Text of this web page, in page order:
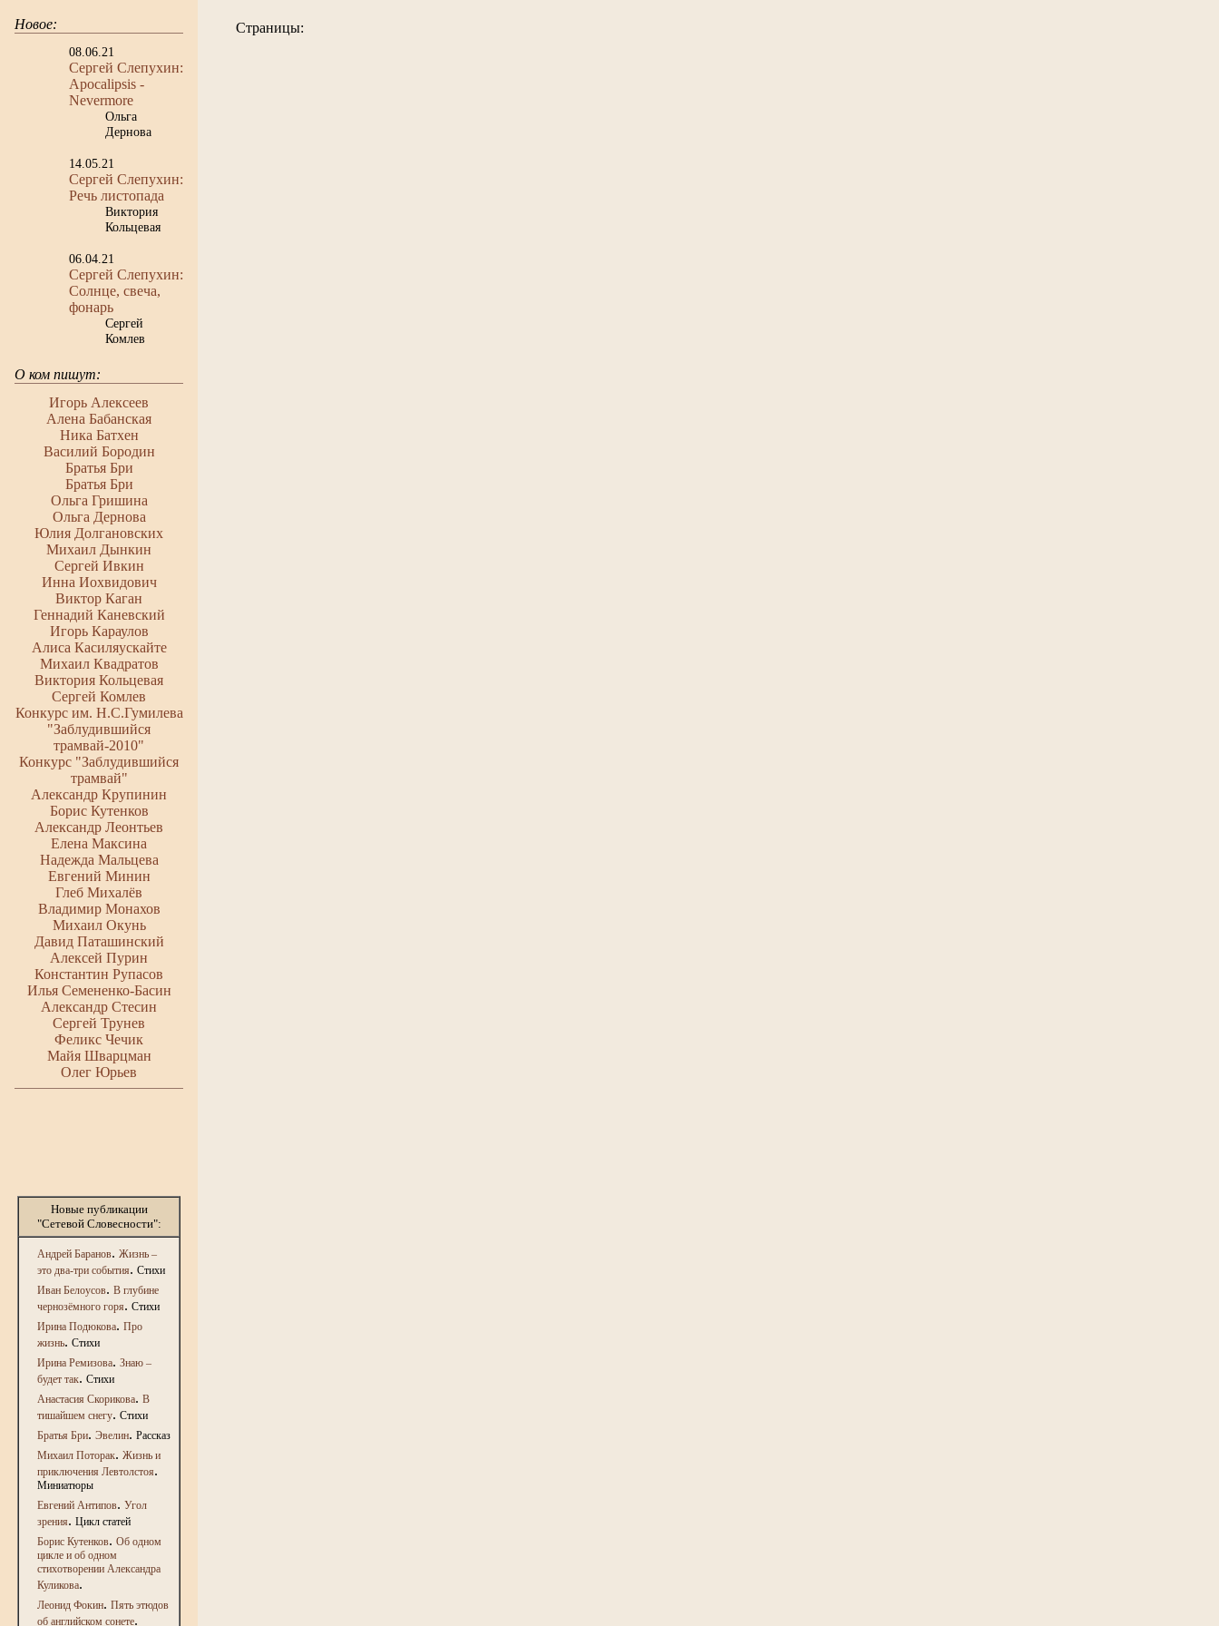
Новое:
08.06.21
Сергей Слепухин:
Apocalipsis -
Nevermore
Ольга
Дернова
14.05.21
Сергей Слепухин:
Речь листопада
Виктория
Кольцевая
06.04.21
Сергей Слепухин:
Солнце, свеча,
фонарь
Сергей
Комлев
О ком пишут:
Игорь Алексеев
Алена Бабанская
Ника Батхен
Василий Бородин
Братья Бри
Братья Бри
Ольга Гришина
Ольга Дернова
Юлия Долгановских
Михаил Дынкин
Сергей Ивкин
Инна Иохвидович
Виктор Каган
Геннадий Каневский
Игорь Караулов
Алиса Касиляускайте
Михаил Квадратов
Виктория Кольцевая
Сергей Комлев
Конкурс им. Н.С.Гумилева
"Заблудившийся
трамвай-2010"
Конкурс "Заблудившийся
трамвай"
Александр Крупинин
Борис Кутенков
Александр Леонтьев
Елена Максина
Надежда Мальцева
Евгений Минин
Глеб Михалёв
Владимир Монахов
Михаил Окунь
Давид Паташинский
Алексей Пурин
Константин Рупасов
Илья Семененко-Басин
Александр Стесин
Сергей Трунев
Феликс Чечик
Майя Шварцман
Олег Юрьев
Новые публикации
"Сетевой Словесности":
Андрей Баранов. Жизнь –
это два-три события. Стихи
Иван Белоусов. В глубине
чернозёмного горя. Стихи
Ирина Подюкова. Про
жизнь. Стихи
Ирина Ремизова. Знаю –
будет так. Стихи
Анастасия Скорикова. В
тишайшем снегу. Стихи
Братья Бри. Эвелин. Рассказ
Михаил Поторак. Жизнь и
приключения Левтолстоя.
Миниатюры
Евгений Антипов. Угол
зрения. Цикл статей
Борис Кутенков. Об одном
цикле и об одном
стихотворении Александра
Куликова.
Леонид Фокин. Пять этюдов
об английском сонете.
Страницы: